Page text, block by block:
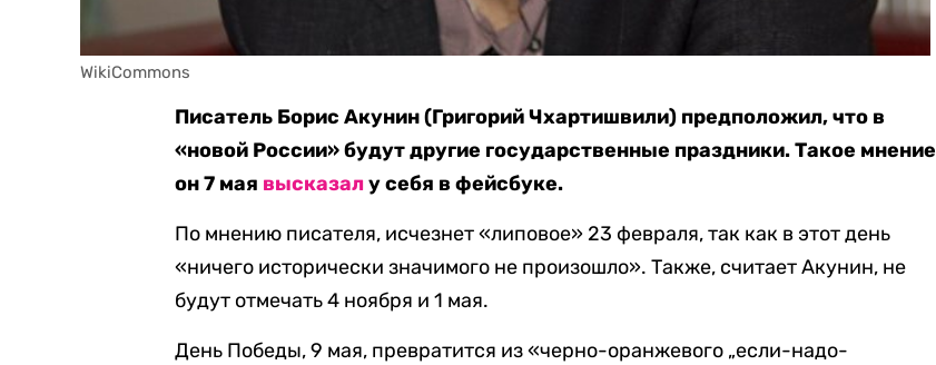
WikiCommons
Писатель Борис Акунин (Григорий Чхартишвили) предположил, что в
«новой России» будут другие государственные праздники. Такое мнение
он 7 мая высказалу себя в фейсбуке.
По мнению писателя, исчезнет «липовое» 23 февраля, так как в этот день
«ничего исторически значимого не произошло». Также, считает Акунин, не
будут отмечать 4 ноября и 1 мая.
День Победы, 9 мая, превратится из «черно-оранжевого „если-надо-